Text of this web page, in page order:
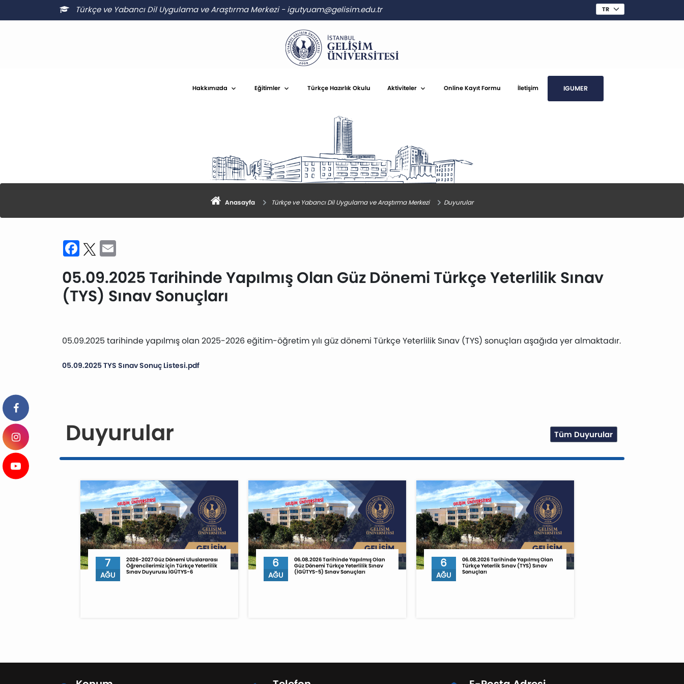
Türkçe ve Yabancı Dil Uygulama ve Araştırma Merkezi-igutyuam@gelisim.edu.tr
Hakkımızda Eğitimler Türkçe Hazırlık Okulu Aktiviteler Online Kayıt Formu İletişim IGUMER
Anasayfa Türkçe ve Yabancı Dil Uygulama ve Araştırma Merkezi Duyurular
Facebook
Twitter
05.09.2025 Tarihinde Yapılmış Olan Güz Dönemi Türkçe Yeterlilik Sınav
(TYS) Sınav Sonuçları
05.09.2025 tarihinde yapılmış olan 2025-2026 eğitim-öğretim yılı güz dönemi Türkçe Yeterlilik Sınav (TYS) sonuçları aşağıda yer almaktadır.
05.09.2025 TYS Sınav Sonuç Listesi.pdf
Duyurular Tüm Duyurular
7
AĞU
2026-2027 Güz Dönemi Uluslararası
Öğrencilerimiz için Türkçe Yeterlilik
Sınav Duyurusu İGÜTYS-6
6
AĞU
06.08.2026 Tarihinde Yapılmış Olan
Güz Dönemi Türkçe Yeterlilik Sınav
(İGÜTYS-5) Sınav Sonuçları
6
AĞU
06.08.2026 Tarihinde Yapılmış Olan
Türkçe Yeterlik Sınav (TYS) Sınav
Sonuçları